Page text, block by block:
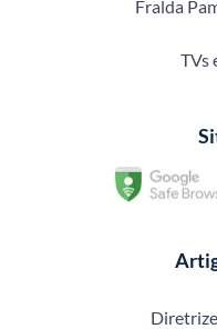
Fralda
TVs